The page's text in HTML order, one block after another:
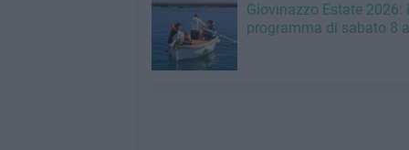
Giovinazzo Estate 2026:
programma di sabato 8